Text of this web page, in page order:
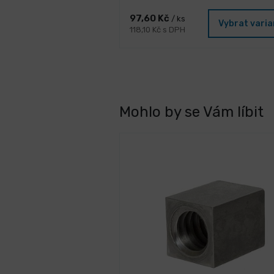
97,60 Kč / ks
118,10 Kč s DPH
Vybrat
Mohlo by se Vám líbit